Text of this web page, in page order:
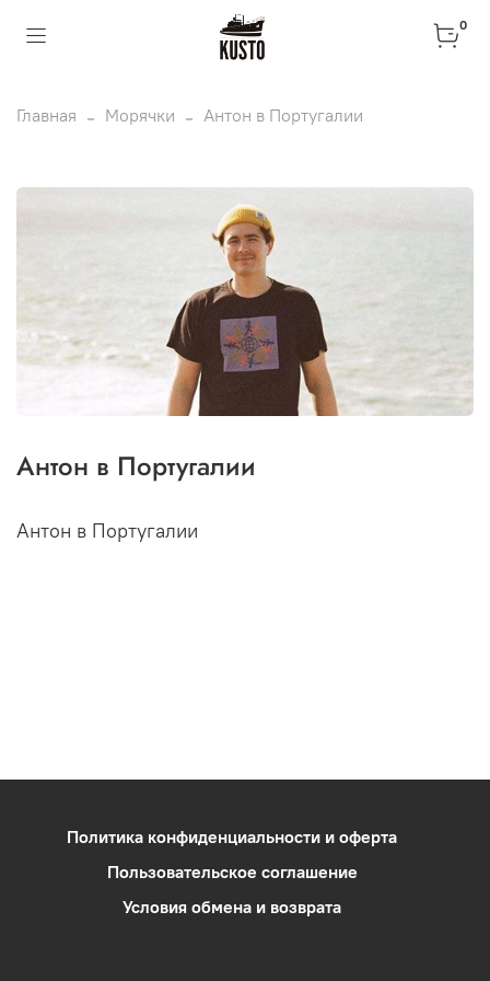
0
Главная Морячки Антон в Португалии
Антон в Португалии
Антон в Португалии
Политика конфиденциальности и оферта
Пользовательское соглашение
Условия обмена и возврата